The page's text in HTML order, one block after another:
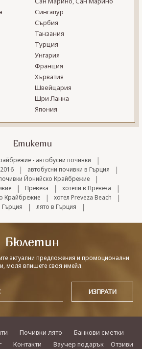
Сингапур
Сърбия
Танзания
Турция
Унгария
Франция
Хърватия
Швейцария
Шри Ланка
Япония
Етикети
- автобусни почивки |
| автобусни почивки в Гърция |
Йонийско Крайбрежие |
| Превеза | хотели в Превеза |
Крайбрежие | хотел Preveza Beach |
| лято в Гърция |
Бюлетин
актуални предложения и промоционални
моля впишете своя имейл.
Почивки лято
Банкови сметки
Контакти Ваучер подарък Отзиви